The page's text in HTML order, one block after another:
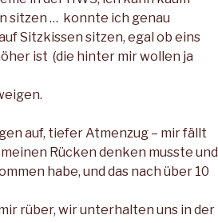
sitzen … konnte ich genau
Sitzkissen sitzen, egal ob eins
ist (die hinter mir wollen ja
auf, tiefer Atmenzug – mir fällt
Rücken denken musste und
habe, und das nach über 10
rüber, wir unterhalten uns in der